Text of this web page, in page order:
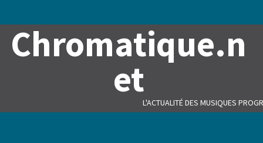
Chromatique.n
et
L'ACTUALITÉ DES MUSIQUES